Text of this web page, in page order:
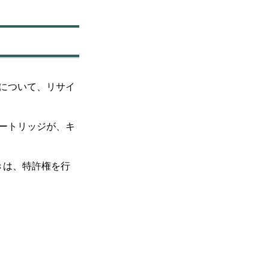
ついて、リサイ
トリッジが、キ
、特許権を行